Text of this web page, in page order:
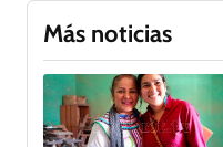
Más noticias